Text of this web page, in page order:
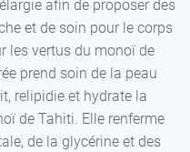
afin de proposer des
et de soin pour le corps
les vertus du monoï de
prend soin de la peau
relipidie et hydrate la
de Tahiti. Elle renferme
de la glycérine et des